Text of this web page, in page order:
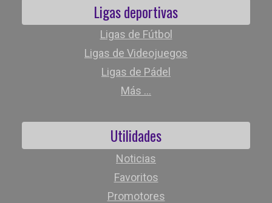
Ligas deportivas
Ligas de Fútbol
Ligas de Videojuegos
Ligas de Pádel
Más ...
Utilidades
Noticias
Favoritos
Promotores